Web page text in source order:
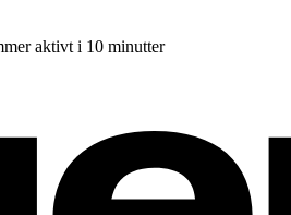
aktivt i 10 minutter